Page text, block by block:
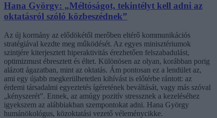
Hana György: „Méltóságot, tekintélyt kell adni az
oktatásról szóló közbeszédnek”
Az új kormány az elődökétől merőben eltérő kommunikációs
stratégiával kezdte meg működését. Az egyes minisztériumok
szintjére kiterjesztett hiperaktivitás érezhetően felszabadulást,
optimizmust ébresztett és éltet. Különösen az olyan, korábban porig
alázott ágazatban, mint az oktatás. Ám pontosan ez a lendület az,
ami egy újabb megkerülhetetlen kihívást is előtérbe rántott: az
érdemi társadalmi egyeztetés ígéretének beváltását, vagy más szóval
„kényszerét”. Ennek, az amúgy pozitív stressznek a kezeléséhez
igyekszem az alábbiakban szempontokat adni. Hana György
humánökológus, közoktatási vezető véleménycikke.